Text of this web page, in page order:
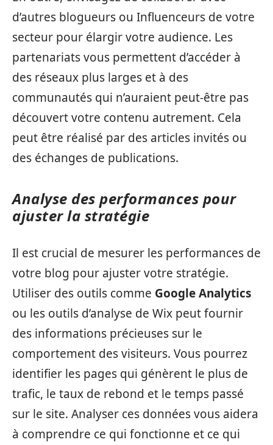
d’autres blogueurs ou Influenceurs de votre
secteur pour élargir votre audience. Les
partenariats vous permettent d’accéder à
des réseaux plus larges et à des
communautés qui n’auraient peut-être pas
découvert votre contenu autrement. Cela
peut être réalisé par des articles invités ou
des échanges de publications.
Analyse des performances pour
ajuster la stratégie
Il est crucial de mesurer les performances de
votre blog pour ajuster votre stratégie.
Utiliser des outils comme Google Analytics
ou les outils d’analyse de Wix peut fournir
des informations précieuses sur le
comportement des visiteurs. Vous pourrez
identifier les pages qui génèrent le plus de
trafic, le taux de rebond et le temps passé
sur le site. Analyser ces données vous aidera
à comprendre ce qui fonctionne et ce qui